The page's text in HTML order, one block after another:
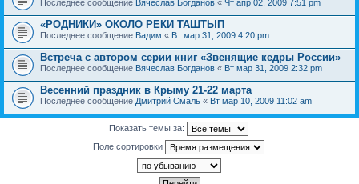
Последнее сообщение Вячеслав Богданов « Чт апр 02, 2009 7:51 pm
«РОДНИКИ» ОКОЛО РЕКИ ТАШТЫП
Последнее сообщение Вадим « Вт мар 31, 2009 4:20 pm
Встреча с автором серии книг «Звенящие кедры России»
Последнее сообщение Вячеслав Богданов « Вт мар 31, 2009 2:32 pm
Весенний праздник в Крыму 21-22 марта
Последнее сообщение Дмитрий Смаль « Вт мар 10, 2009 11:02 am
Показать темы за:
Поле сортировки